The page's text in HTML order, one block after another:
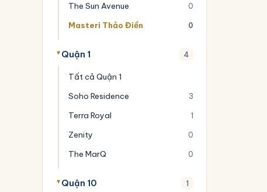
The Sun Avenue 0
Masteri Thảo Điền 0
Quận 1 4
Tất cả Quận 1
Soho Residence
3
Terra Royal 1
Zenity 0
The MarQ 0
Quận 10 1